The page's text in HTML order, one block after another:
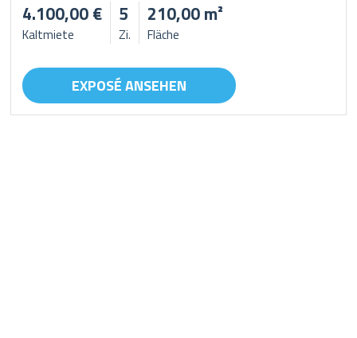
4.100,00 €
Kaltmiete
5
Zi.
210,00 m²
Fläche
EXPOSÉ ANSEHEN